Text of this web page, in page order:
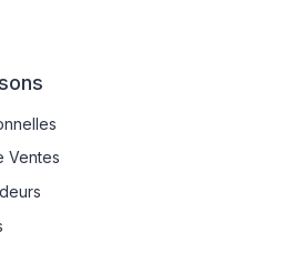
Ventes